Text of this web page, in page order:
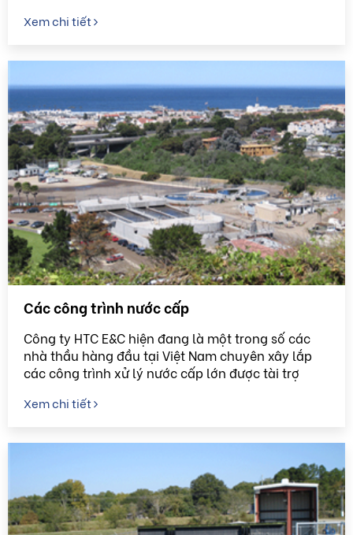
Thế giới (WB), ...
Xem chi tiết
Các công trình nước cấp
Công ty HTC E&C hiện đang là một trong số các
nhà thầu hàng đầu tại Việt Nam chuyên xây lắp
các công trình xử lý nước cấp lớn được tài trợ
Thế giới (WB), ...
Xem chi tiết